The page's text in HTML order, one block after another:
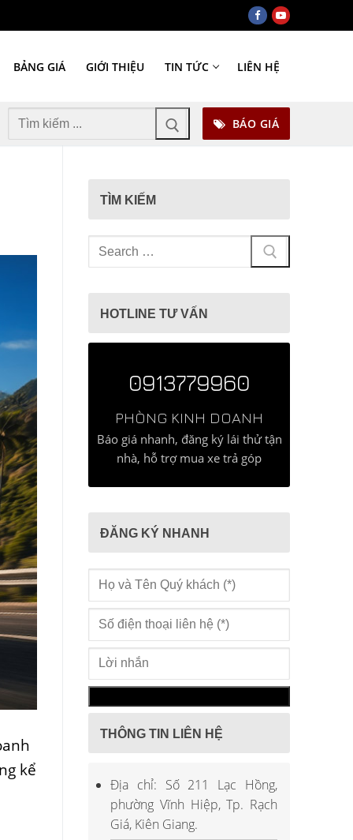
BẢNG GIÁ GIỚI THIỆU TIN TỨC LIÊN HỆ
Tìm
BÁO GIÁ
kể
TÌM KIẾM
Tìm
kiếm
HOTLINE TƯ VẤN
0913779960
PHÒNG KINH DOANH
Báo giá nhanh, đăng ký lái thử tận
nhà, hỗ trợ mua xe trả góp
ĐĂNG KÝ NHANH
THÔNG TIN LIÊN HỆ
Địa chỉ: Số 211 Lạc Hồng,
phường Vĩnh Hiệp, Tp. Rạch
Giá, Kiên Giang.